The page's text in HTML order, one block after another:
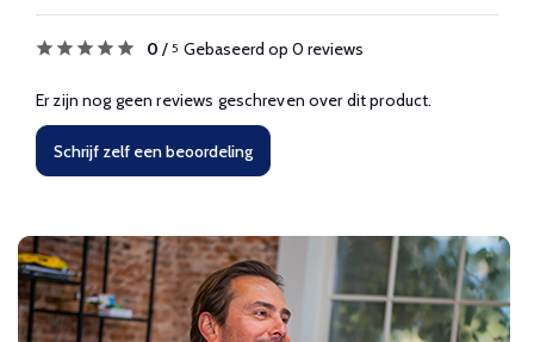
0 / 5 Gebaseerd op 0 reviews
Er zijn nog geen reviews geschreven over dit product.
Schrijf zelf een beoordeling